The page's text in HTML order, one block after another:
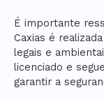
É importante
Caxias é
legais e
licenciado e
garantir a